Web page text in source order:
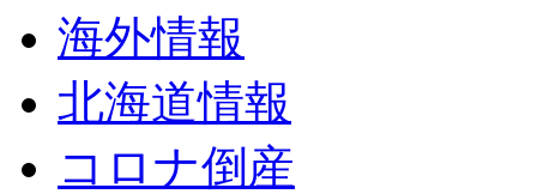
海外情報
北海道情報
コロナ倒産